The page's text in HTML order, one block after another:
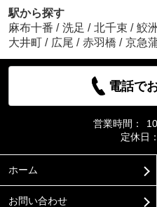
駅から探す
麻布十番 / 洗足 / 北千束 / 鮫洲
大井町 / 広尾 / 赤羽橋 / 京急
電話で
営業時間：
定休日：
ホーム
お問い合わせ